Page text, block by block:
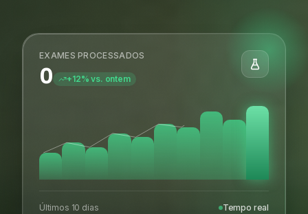
EXAMES PROCESSADOS
0 +12% vs. ontem
Últimos 10 dias Tempo real